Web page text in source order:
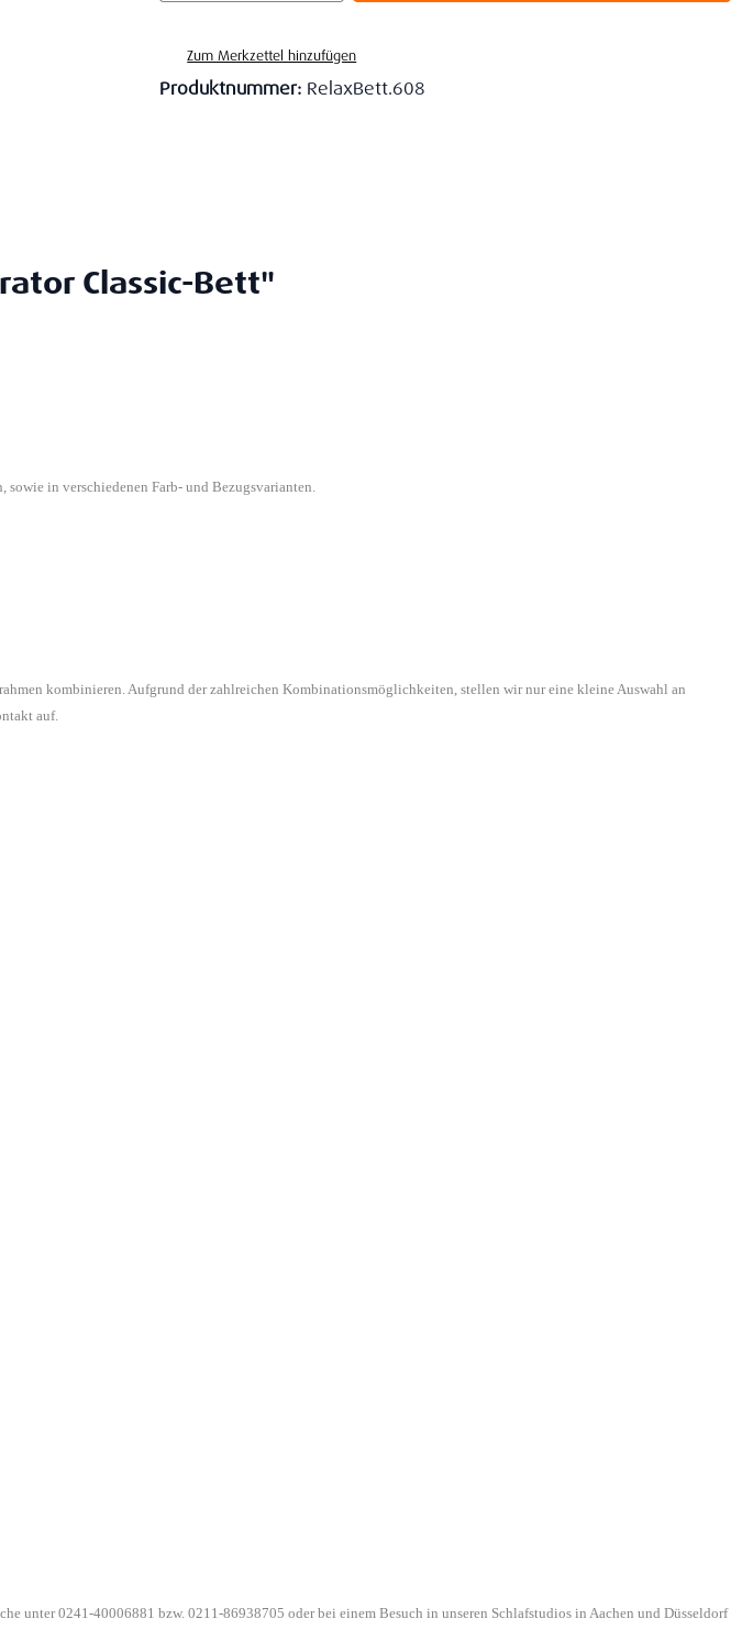
Zum Merkzettel hinzufügen
Produktnummer: RelaxBett.608
Classic-Bett"
in verschiedenen Farb- und Bezugsvarianten.
kombinieren. Aufgrund der zahlreichen Kombinationsmöglichkeiten, stellen wir nur eine kleine Auswahl an
auf.
unter 0241-40006881 bzw. 0211-86938705 oder bei einem Besuch in unseren Schlafstudios in Aachen und Düsseldorf